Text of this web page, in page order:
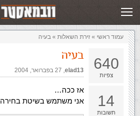
זירת השאלות
עמוד ראשי » ‏זירת השאלות‏ » בעיה
640
צפיות
14
תשובות
בעיה
elad13
,‏ 27 בפברואר, 2004
אז ככה…
אני משתמש בשיטת בחירה